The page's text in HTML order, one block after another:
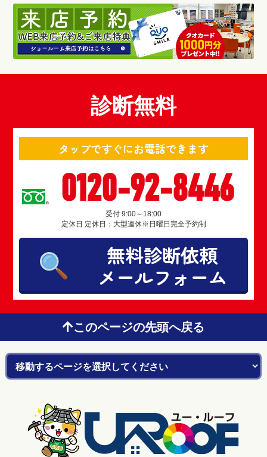
診断無料
タップですぐにお電話できます
0120-92-8446
受付 9:00～18:00
定休日 定休日：大型連休※日曜日完全予約制
無料診断依頼
メールフォーム
このページの先頭へ戻る